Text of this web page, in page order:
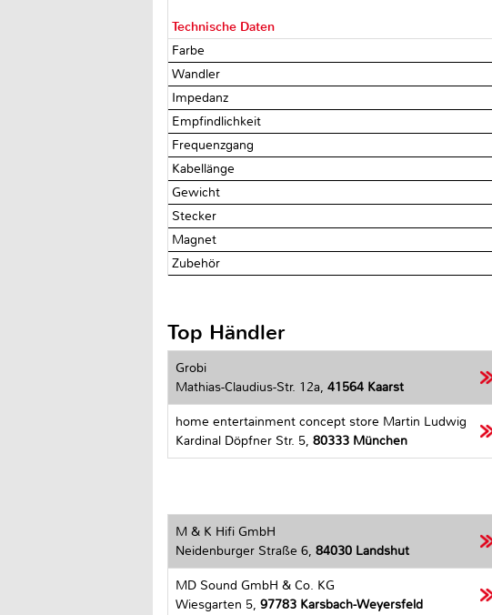
Technische Daten
Farbe
Wandler
Impedanz
Empfindlichkeit
Frequenzgang
Kabellänge
Gewicht
Stecker
Magnet
Zubehör
Top Händler
Grobi
Mathias-Claudius-Str. 12a, 41564 Kaarst
home entertainment concept store Martin Ludwig
Kardinal Döpfner Str. 5, 80333 München
M & K Hifi GmbH
Neidenburger Straße 6, 84030 Landshut
MD Sound GmbH & Co. KG
Wiesgarten 5, 97783 Karsbach-Weyersfeld